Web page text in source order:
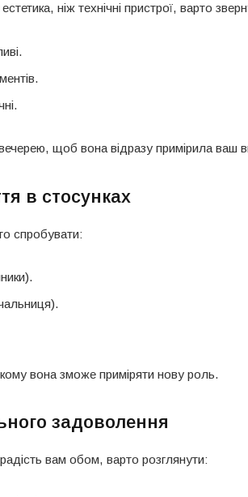
ніж технічні пристрої, варто
щоб вона відразу примірила ваш
в стосунках
спробувати:
вона зможе приміряти нову роль.
задоволення
вам обом, варто розглянути: